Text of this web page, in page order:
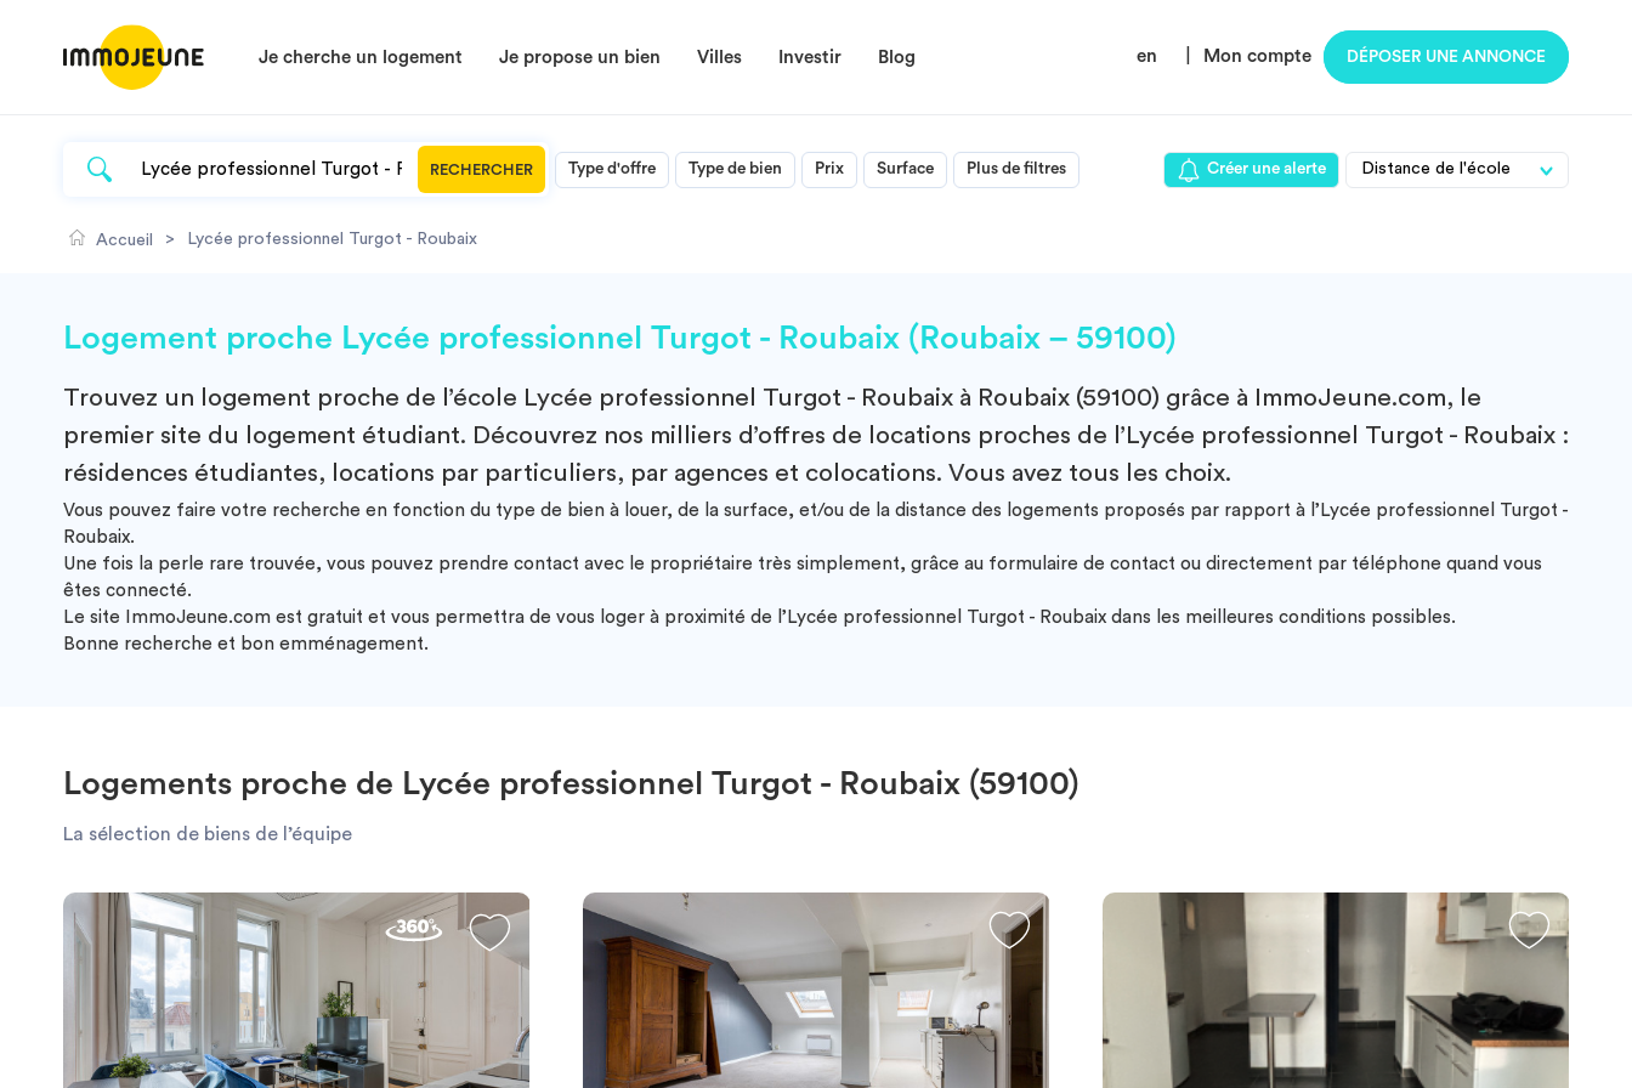
Je cherche un logement Je propose un bien Villes Investir Blog en Mon compte DÉPOSER UNE ANNONCE
RECHERCHER Type d'offre Type de bien Prix Surface Plus de filtres Créer une alerte
Accueil > Lycée professionnel Turgot - Roubaix
Logement proche Lycée professionnel Turgot - Roubaix (Roubaix – 59100)
Trouvez un logement proche de l’école Lycée professionnel Turgot - Roubaix à Roubaix (59100) grâce à ImmoJeune.com, le
premier site du logement étudiant. Découvrez nos milliers d’offres de locations proches de l’Lycée professionnel Turgot - Roubaix :
résidences étudiantes, locations par particuliers, par agences et colocations. Vous avez tous les choix.
Vous pouvez faire votre recherche en fonction du type de bien à louer, de la surface, et/ou de la distance des logements proposés par rapport à l’Lycée professionnel Turgot -
Roubaix.
Une fois la perle rare trouvée, vous pouvez prendre contact avec le propriétaire très simplement, grâce au formulaire de contact ou directement par téléphone quand vous
êtes connecté.
Le site ImmoJeune.com est gratuit et vous permettra de vous loger à proximité de l’Lycée professionnel Turgot - Roubaix dans les meilleures conditions possibles.
Bonne recherche et bon emménagement.
Logements proche de Lycée professionnel Turgot - Roubaix (59100)
La sélection de biens de l’équipe